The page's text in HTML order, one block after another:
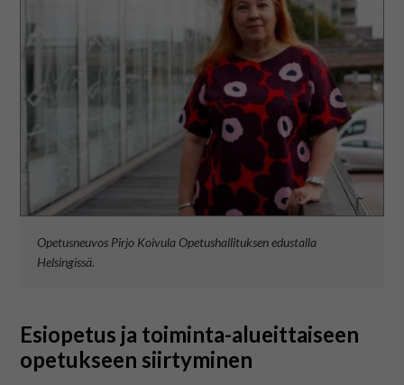
Opetusneuvos Pirjo Koivula Opetushallituksen edustalla
Helsingissä.
Esiopetus ja toiminta-alueittaiseen
opetukseen siirtyminen